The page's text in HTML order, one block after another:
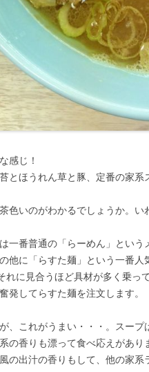
感じ！
とほうれん草と豚、定番の家系
色いのがわかるでしょうか。い
一番普通の「らーめん」とい
他に「らすた麺」という一番
れに見合うほど具材が多く乗っ
発してらすた麺を注文します。
、これがうまい・・・。スープ
の香りも漂って食べ応えがあ
の出汁の香りもして、他の家系